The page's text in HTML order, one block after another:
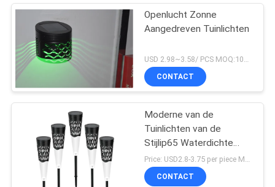
Openlucht Zonne
Aangedreven Tuinlichten
USD 2.98~3.58/ PCS MOQ:10pcs
CONTACT
Moderne van de
Tuinlichten van de
Stijlip65 Waterdichte
Weg Zonne Aangedreven
Decoratief
Price: USD2.8-3.75 per piece MOQ:1pcs
CONTACT